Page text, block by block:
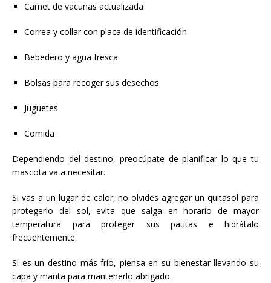
Carnet de vacunas actualizada
Correa y collar con placa de identificación
Bebedero y agua fresca
Bolsas para recoger sus desechos
Juguetes
Comida
Dependiendo del destino, preocúpate de planificar lo que tu
mascota va a necesitar.
Si vas a un lugar de calor, no olvides agregar un quitasol para
protegerlo del sol, evita que salga en horario de mayor
temperatura para proteger sus patitas e hidrátalo
frecuentemente.
Si es un destino más frío, piensa en su bienestar llevando su
capa y manta para mantenerlo abrigado.